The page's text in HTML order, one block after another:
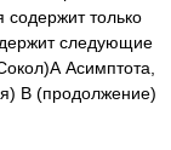
только
следующие
Асимптота,
В (продолжение)